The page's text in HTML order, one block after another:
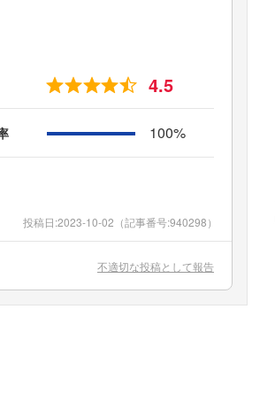
4.5
100%
投稿日:2023-10-02 （記事番号:940298）
不適切な投稿として報告